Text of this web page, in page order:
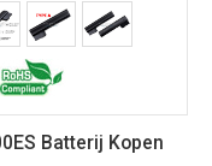
Batterij Kopen